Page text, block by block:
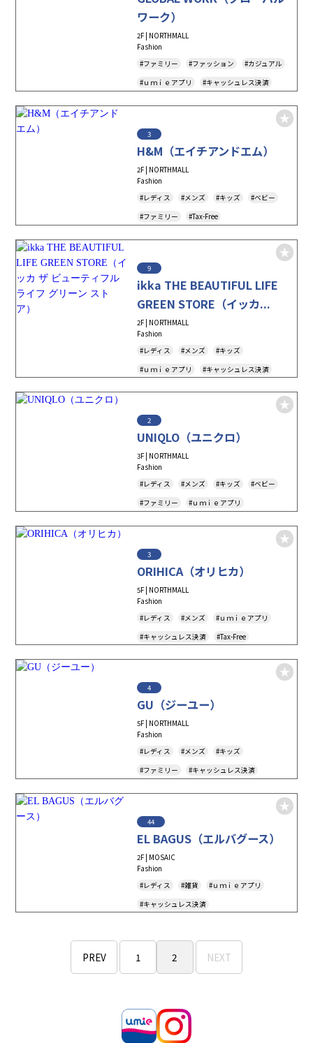
ワーク）
2F | NORTHMALL
Fashion
#ファミリー
#ファッション
#カジュアル
#ｕｍｉｅアプリ
#キャッシュレス決済
#アダストリア
3
H&M（エイチアンドエム）
2F | NORTHMALL
Fashion
#レディス
#メンズ #キッズ
#ベビー
#ファミリー
#Tax-Free
9
ikka THE BEAUTIFUL LIFE
GREEN STORE（イッカ...
2F | NORTHMALL
Fashion
#レディス
#メンズ
#キッズ
#ｕｍｉｅアプリ
#キャッシュレス決済
2
UNIQLO（ユニクロ）
3F | NORTHMALL
Fashion
#レディス
#メンズ #キッズ
#ベビー
#ファミリー
#ｕｍｉｅアプリ
3
ORIHICA（オリヒカ）
5F | NORTHMALL
Fashion
#レディス
#メンズ
#ｕｍｉｅアプリ
#キャッシュレス決済
#Tax-Free
4
GU（ジーユー）
5F | NORTHMALL
Fashion
#レディス
#メンズ
#キッズ
#ファミリー
#キャッシュレス決済
44
EL BAGUS（エルバグース）
2F | MOSAIC
Fashion
#レディス
#雑貨
#ｕｍｉｅアプリ
#キャッシュレス決済
PREV 1 2 NEXT